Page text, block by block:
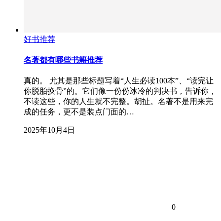
好书推荐
名著都有哪些书籍推荐
真的。 尤其是那些标题写着“人生必读100本”、“读完让
你脱胎换骨”的。它们像一份份冰冷的判决书，告诉你，
不读这些，你的人生就不完整。胡扯。名著不是用来完
成的任务，更不是装点门面的…
2025年10月4日
0